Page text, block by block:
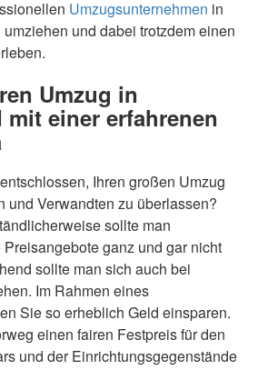
Umzugsunternehmen in
und dabei trotzdem einen
Umzug in
einer erfahrenen
Ihren großen Umzug
und Verwandten zu überlassen?
sollte man
ganz und gar nicht
sollte man sich auch bei
Im Rahmen eines
Sie so erheblich Geld einsparen.
einen fairen Festpreis für den
und der Einrichtungsgegenstände